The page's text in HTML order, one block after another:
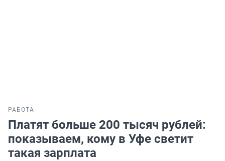
РАБОТА
Платят больше 200 тысяч рублей:
показываем, кому в Уфе светит
такая зарплата